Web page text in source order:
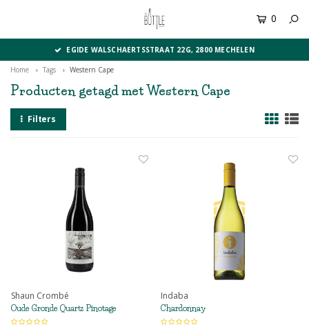
0
EGIDE WALSCHAERTSSTRAAT 22G, 2800 MECHELEN
Home Tags Western Cape
Producten getagd met Western Cape
Filters
Shaun Crombé
Oude Gronde Quartz Pinotage
Indaba
Chardonnay